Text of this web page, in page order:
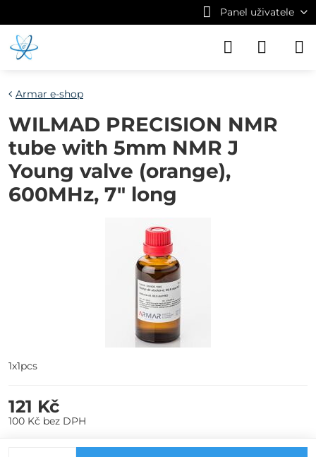
Panel uživatele
Armar e-shop
WILMAD PRECISION NMR
tube with 5mm NMR J
Young valve (orange),
600MHz, 7" long
1x1pcs
121 Kč
100 Kč bez DPH